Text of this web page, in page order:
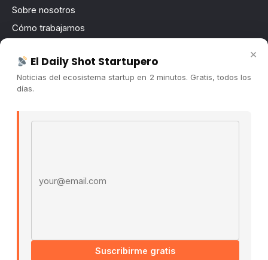
Sobre nosotros
Cómo trabajamos
Contacto
Publicidad
Es La Hora de Aprender ↗
Políticas De Privacidad · Términos De Uso
×
El Daily Shot Startupero
Noticias del ecosistema startup en 2 minutos. Gratis, todos los
días.
Suscribirme gratis